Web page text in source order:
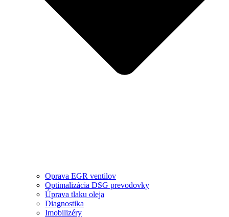
Oprava EGR ventilov
Optimalizácia DSG prevodovky
Úprava tlaku oleja
Diagnostika
Imobilizéry